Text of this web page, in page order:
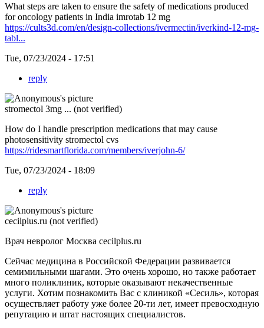
What steps are taken to ensure the safety of medications produced
for oncology patients in India imrotab 12 mg
https://cults3d.com/en/design-collections/ivermectin/iverkind-12-mg-
tabl...
Tue, 07/23/2024 - 17:51
reply
stromectol 3mg ... (not verified)
How do I handle prescription medications that may cause
photosensitivity stromectol cvs
https://ridesmartflorida.com/members/iverjohn-6/
Tue, 07/23/2024 - 18:09
reply
cecilplus.ru (not verified)
Врач невролог Москва cecilplus.ru
Сейчас медицина в Российской Федерации развивается
семимильными шагами. Это очень хорошо, но также работает
много поликлиник, которые оказывают некачественные
услуги. Хотим познакомить Вас с клиникой «Сесиль», которая
осуществляет работу уже более 20-ти лет, имеет превосходную
репутацию и штат настоящих специалистов.